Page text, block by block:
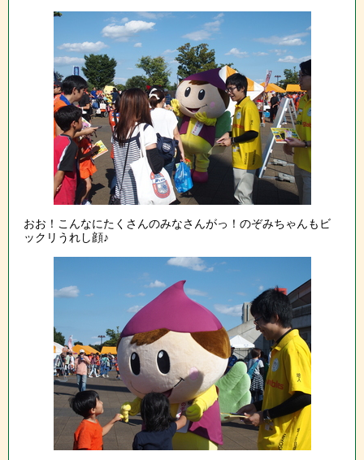
おお！こんなにたくさんのみなさんがっ！のぞみちゃんもビ
ックリうれし顔♪